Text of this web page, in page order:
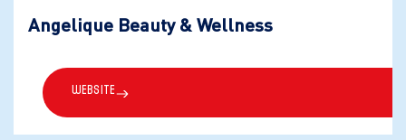
Angelique Beauty & Wellness
Website